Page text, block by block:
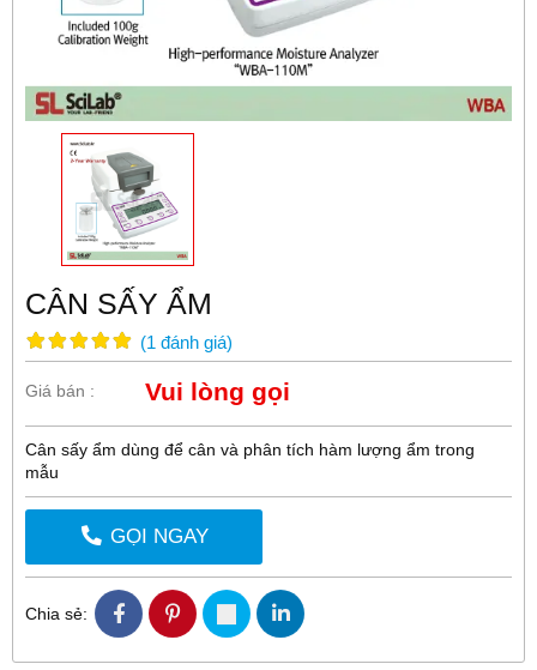
CÂN SẤY ẨM
(1 đánh giá)
Giá bán : Vui lòng gọi
Cân sấy ẩm dùng để cân và phân tích hàm lượng ẩm trong
mẫu
GỌI NGAY
Chia sẻ: